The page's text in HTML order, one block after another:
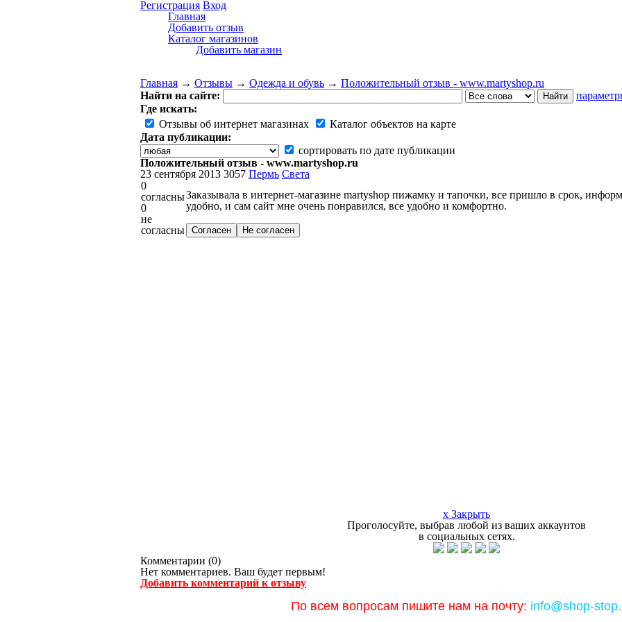
Регистрация Вход
Главная
Добавить отзыв
Каталог магазинов
Добавить магазин
Главная → Отзывы → Одежда и обувь → Положительный отзыв - www.martyshop.ru
Найти на сайте:
Где искать:
Отзывы об интернет магазинах
Каталог объектов на карте
Дата публикации:
сортировать по дате публикации
Положительный отзыв - www.martyshop.ru
23 сентября 2013 3057 Пермь Света
0
согласны
0
не
согласны
Заказывала в интернет-магазине martyshop пижамку и тапочки, все пришло в срок,
удобно, и сам сайт мне очень понравился, все удобно и комфортно.
x Закрыть
Проголосуйте, выбрав любой из ваших аккаунтов
в социальных сетях.
Комментарии (0)
Нет комментариев. Ваш будет первым!
Добавить комментарий к отзыву
По всем вопросам пишите нам на почту: info@shop-